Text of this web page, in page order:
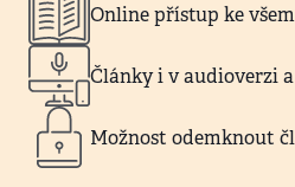
Online přístup ke
Články i v audioverzi
Možnost odemknout